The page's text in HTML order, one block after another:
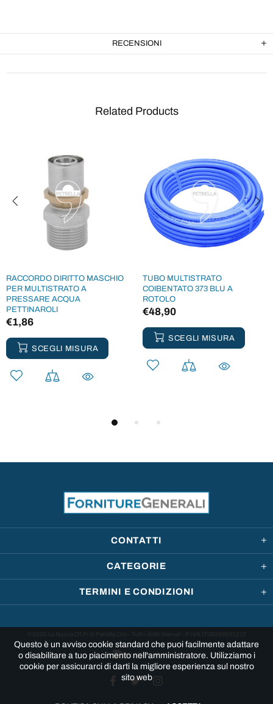
RECENSIONI
Related Products
RACCORDO DIRITTO MASCHIO
PER MULTISTRATO A
PRESSARE ACQUA
PETTINAROLI
€1,86
SCEGLI MISURA
TUBO MULTISTRATO
COIBENTATO 373 BLU A
ROTOLO
€48,90
SCEGLI MISURA
CONTATTI
CATEGORIE
TERMINI E CONDIZIONI
©2020 La Nuova Of.Pi di Petrella Ciro - Tutti i diritti riservati - P.IVA IT08286691210
Questo è un avviso cookie standard che puoi facilmente adattare
o disabilitare a tuo piacimento nell'amministratore. Utilizziamo i
cookie per assicurarci di darti la migliore esperienza sul nostro
sito web